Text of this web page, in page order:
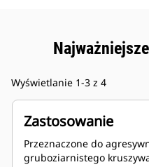
Wyświetlanie 1-3 z 4
Zastosowanie
Przeznaczone do
gruboziarnistego